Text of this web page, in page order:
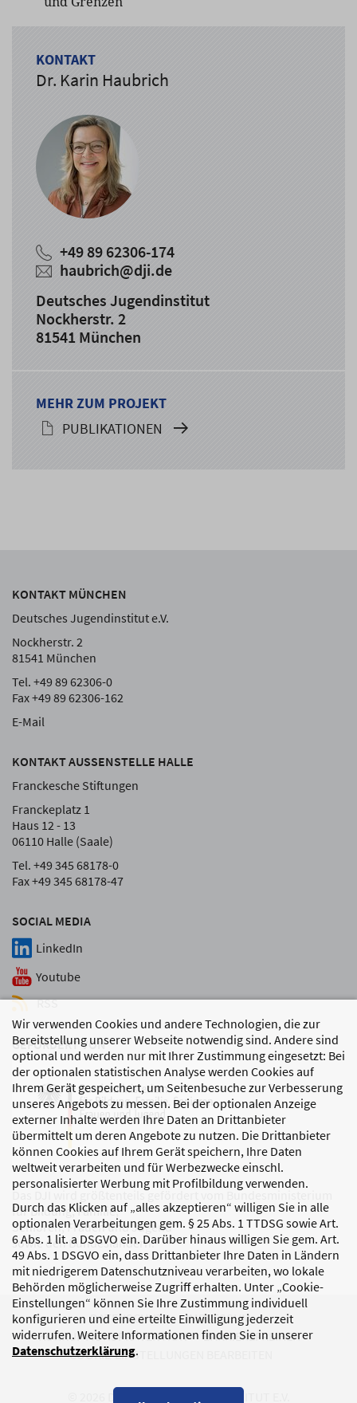
Wir verwenden Cookies und andere Technologien, die zur
Bereitstellung unserer Webseite notwendig sind. Andere sind
optional und werden nur mit Ihrer Zustimmung eingesetzt: Bei
der optionalen statistischen Analyse werden Cookies auf
Ihrem Gerät gespeichert, um Seitenbesuche zur Verbesserung
unseres Angebots zu messen. Bei der optionalen Anzeige
externer Inhalte werden Ihre Daten an Drittanbieter
übermittelt um deren Angebote zu nutzen. Die Drittanbieter
können Cookies auf Ihrem Gerät speichern, Ihre Daten
weltweit verarbeiten und für Werbezwecke einschl.
personalisierter Werbung mit Profilbildung verwenden.
Durch das Klicken auf „alles akzeptieren“ willigen Sie in alle
optionalen Verarbeitungen gem. § 25 Abs. 1 TTDSG sowie Art.
6 Abs. 1 lit. a DSGVO ein. Darüber hinaus willigen Sie gem. Art.
49 Abs. 1 DSGVO ein, dass Drittanbieter Ihre Daten in Ländern
mit niedrigerem Datenschutzniveau verarbeiten, wo lokale
Behörden möglicherweise Zugriff erhalten. Unter „Cookie-
Einstellungen“ können Sie Ihre Zustimmung individuell
konfigurieren und eine erteilte Einwilligung jederzeit
widerrufen. Weitere Informationen finden Sie in unserer
Datenschutzerklärung.
KONTAKT
Dr. Karin Haubrich
+49 89 62306-174
haubrich@dji.de
Deutsches Jugendinstitut
Nockherstr. 2
81541 München
MEHR ZUM PROJEKT
PUBLIKATIONEN
SOCIAL MEDIA
LinkedIn
Youtube
RSS
KONTAKT MÜNCHEN
Deutsches Jugendinstitut e.V.
Nockherstr. 2
81541 München
Tel. +49 89 62306-0
Fax +49 89 62306-162
E-Mail
KONTAKT AUSSENSTELLE HALLE
Franckesche Stiftungen
Franckeplatz 1
Haus 12 - 13
06110 Halle (Saale)
Tel. +49 345 68178-0
Fax +49 345 68178-47
GEFÖRDERT VON
Das DJI wird größtenteils gefördert vom Bundesministerium
für Bildung, Familie,
Senioren, Frauen und Jugend
sowie den Bundesländern.
DATENSCHUTZ
IMPRESSUM
KORRUPTIONSPRÄVENTION
BARRIEREFREIHEIT
COOKIE-EINSTELLUNGEN BEARBEITEN